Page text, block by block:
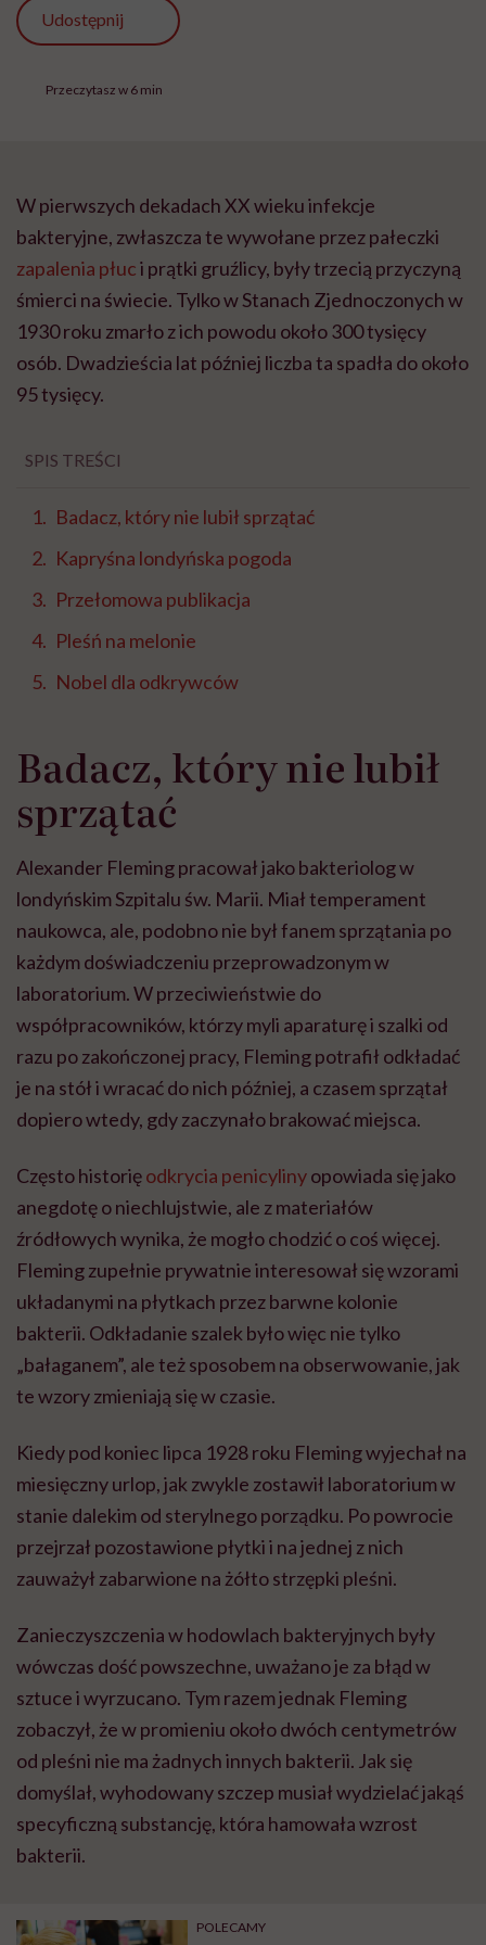
Udostępnij
Przeczytasz w 6 min
W pierwszych dekadach XX wieku infekcje
bakteryjne, zwłaszcza te wywołane przez pałeczki
zapalenia płuci prątki gruźlicy, były trzecią przyczyną
śmierci na świecie. Tylko w Stanach Zjednoczonych w
1930 roku zmarło z ich powodu około 300 tysięcy
osób. Dwadzieścia lat później liczba ta spadła do około
95 tysięcy.
SPIS TREŚCI
Badacz, który nie lubił sprzątać
Kapryśna londyńska pogoda
Przełomowa publikacja
Pleśń na melonie
Nobel dla odkrywców
Badacz, który nie lubił
sprzątać
Alexander Fleming pracował jako bakteriolog w
londyńskim Szpitalu św. Marii. Miał temperament
naukowca, ale, podobno nie był fanem sprzątania po
każdym doświadczeniu przeprowadzonym w
laboratorium. W przeciwieństwie do
współpracowników, którzy myli aparaturę i szalki od
razu po zakończonej pracy, Fleming potrafił odkładać
je na stół i wracać do nich później, a czasem sprzątał
dopiero wtedy, gdy zaczynało brakować miejsca.
Często historięodkrycia penicylinyopowiada się jako
anegdotę o niechlujstwie, ale z materiałów
źródłowych wynika, że mogło chodzić o coś więcej.
Fleming zupełnie prywatnie interesował się wzorami
układanymi na płytkach przez barwne kolonie
bakterii. Odkładanie szalek było więc nie tylko
„bałaganem”, ale też sposobem na obserwowanie, jak
te wzory zmieniają się w czasie.
Kiedy pod koniec lipca 1928 roku Fleming wyjechał na
miesięczny urlop, jak zwykle zostawił laboratorium w
stanie dalekim od sterylnego porządku. Po powrocie
przejrzał pozostawione płytki i na jednej z nich
zauważył zabarwione na żółto strzępki pleśni.
Zanieczyszczenia w hodowlach bakteryjnych były
wówczas dość powszechne, uważano je za błąd w
sztuce i wyrzucano. Tym razem jednak Fleming
zobaczył, że w promieniu około dwóch centymetrów
od pleśni nie ma żadnych innych bakterii. Jak się
domyślał, wyhodowany szczep musiał wydzielać jakąś
specyficzną substancję, która hamowała wzrost
bakterii.
POLECAMY